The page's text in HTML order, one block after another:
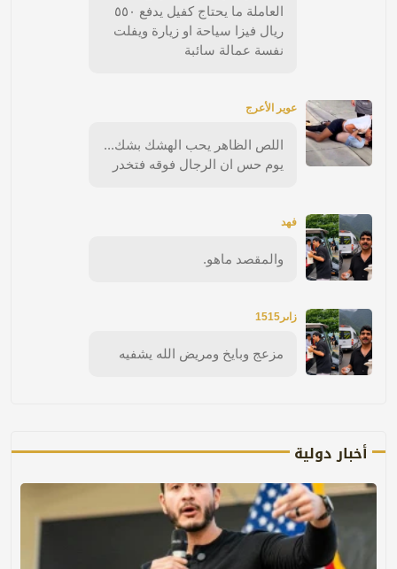
العاملة ما يحتاج كفيل يدفع ٥٥٠
ريال فيزا سياحة او زيارة ويفلت
نفسة عمالة سائبة
عوير الأعرج
اللص الظاهر يحب الهشك بشك...
يوم حس ان الرجال فوقه فتخدر
فهد
والمقصد ماهو.
زاىر1515
مزعج وبايخ ومريض الله يشفيه
أخبار دولية